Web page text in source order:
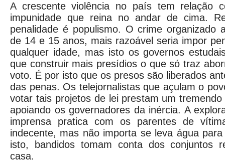
A crescente violência no país tem relação
impunidade que reina no andar de cima.
penalidade é populismo. O crime organizado
de 14 e 15 anos, mais razoável seria impor
qualquer idade, mas isto os governos
que construir mais presídios o que só traz
voto. É por isto que os presos são liberados
das penas. Os telejornalistas que açulam o
votar tais projetos de lei prestam um
apoiando os governadores da inércia. A
imprensa pratica com os parentes de
indecente, mas não importa se leva água
isto, bandidos tomam conta dos conjuntos
casa.